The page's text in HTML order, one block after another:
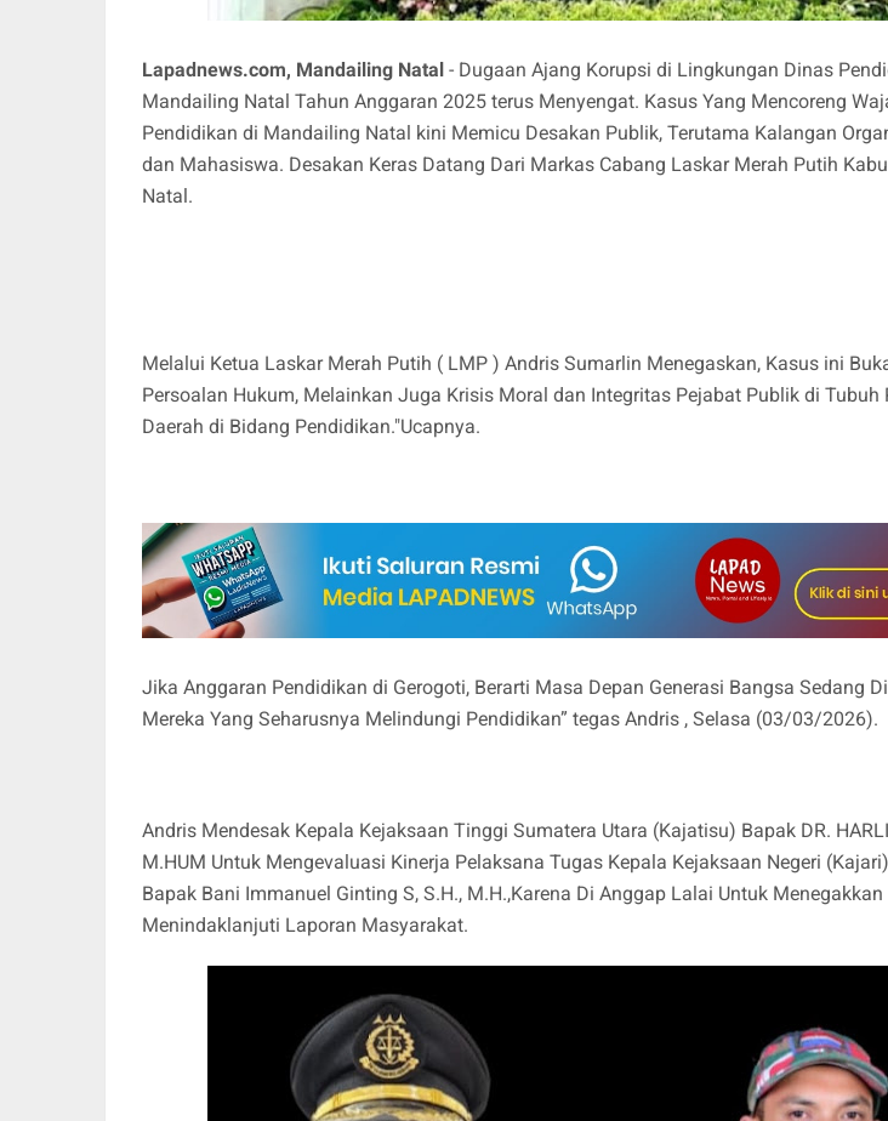
Lapadnews.com, Mandailing Natal - Dugaan Ajang Korupsi di Lingkungan Dinas
Mandailing Natal Tahun Anggaran 2025 terus Menyengat. Kasus Yang Mencoreng
Pendidikan di Mandailing Natal kini Memicu Desakan Publik, Terutama Kalangan
dan Mahasiswa. Desakan Keras Datang Dari Markas Cabang Laskar Merah Putih
Natal.
Melalui Ketua Laskar Merah Putih ( LMP ) Andris Sumarlin Menegaskan, Kasus ini
Persoalan Hukum, Melainkan Juga Krisis Moral dan Integritas Pejabat Publik di Tubuh
Daerah di Bidang Pendidikan."Ucapnya.
Jika Anggaran Pendidikan di Gerogoti, Berarti Masa Depan Generasi Bangsa Sedang
Mereka Yang Seharusnya Melindungi Pendidikan” tegas Andris , Selasa (03/03/2026).
Andris Mendesak Kepala Kejaksaan Tinggi Sumatera Utara (Kajatisu) Bapak DR. HARLI
M.HUM Untuk Mengevaluasi Kinerja Pelaksana Tugas Kepala Kejaksaan Negeri
Bapak Bani Immanuel Ginting S, S.H., M.H.,Karena Di Anggap Lalai Untuk
Menindaklanjuti Laporan Masyarakat.